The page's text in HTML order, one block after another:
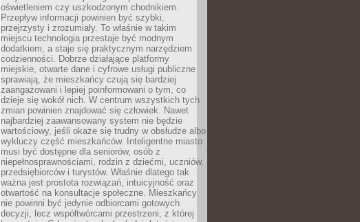
oświetleniem czy uszkodzonym chodnikiem.
Przepływ informacji powinien być szybki,
przejrzysty i zrozumiały. To właśnie w takim
miejscu technologia przestaje być modnym
dodatkiem, a staje się praktycznym narzędziem
codzienności. Dobrze działające platformy
miejskie, otwarte dane i cyfrowe usługi publiczne
sprawiają, że mieszkańcy czują się bardziej
zaangażowani i lepiej poinformowani o tym, co
dzieje się wokół nich. W centrum wszystkich tych
zmian powinien znajdować się człowiek. Nawet
najbardziej zaawansowany system nie będzie
wartościowy, jeśli okaże się trudny w obsłudze albo
wykluczy część mieszkańców. Inteligentne miasto
musi być dostępne dla seniorów, osób z
niepełnosprawnościami, rodzin z dziećmi, uczniów,
przedsiębiorców i turystów. Właśnie dlatego tak
ważna jest prostota rozwiązań, intuicyjność oraz
otwartość na konsultacje społeczne. Mieszkańcy
nie powinni być jedynie odbiorcami gotowych
decyzji, lecz współtwórcami przestrzeni, z której